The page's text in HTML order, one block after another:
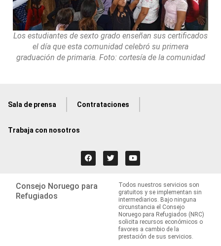
Los estudiantes de sexto grado enseñan sus certificados
el día que esta comunidad celebró su primera
graduación de primaria. Foto: cortesía de la comunidad
Sala de prensa Contrataciones
Trabaja con nosotros
Consejo Noruego para
Refugiados
Todos nuestros servicios son
gratuitos y se implementan sin
intermediarios. Bajo ninguna
circunstancia el Consejo
Noruego para Refugiados (NRC)
solicita recursos económicos o
favores a cambio de la
prestación de sus servicios.